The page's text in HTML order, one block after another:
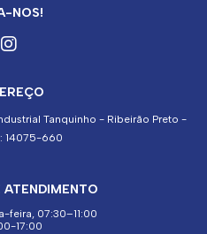
NOS!
Tanquinho - Ribeirão Preto -
14075-660
ATENDIMENTO
feira, 07:30–11:00
17:00